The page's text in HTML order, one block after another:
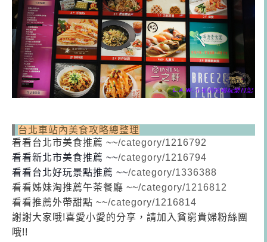
台北車站內美食攻略總整理
看看台北市美食推薦 ~~/category/1216792
看看新北市美食推薦 ~~/category/1216794
看看台北好玩景點推薦 ~~/category/1336388
看看姊妹淘推薦午茶餐廳 ~~/category/1216812
看看推薦外帶甜點 ~~/category/1216814
謝謝大家哦!喜愛小愛的分享，請加入貧窮貴婦粉絲團
哦!!